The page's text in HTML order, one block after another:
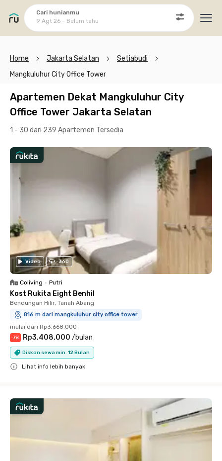
Cari hunianmu
9 Agt 26 - Belum tahu
Home Jakarta Selatan
Setiabudi
Mangkuluhur City Office Tower
Apartemen Dekat Mangkuluhur City
Office Tower Jakarta Selatan
1 - 30 dari 239 Apartemen Tersedia
Video 360
Coliving • Putri
Kost Rukita Eight Benhil
Bendungan Hilir, Tanah Abang
816 m dari mangkuluhur city office tower
mulai dari Rp3.668.000
-7% Rp3.408.000 /bulan
Diskon sewa min. 12 Bulan
Lihat info lebih banyak